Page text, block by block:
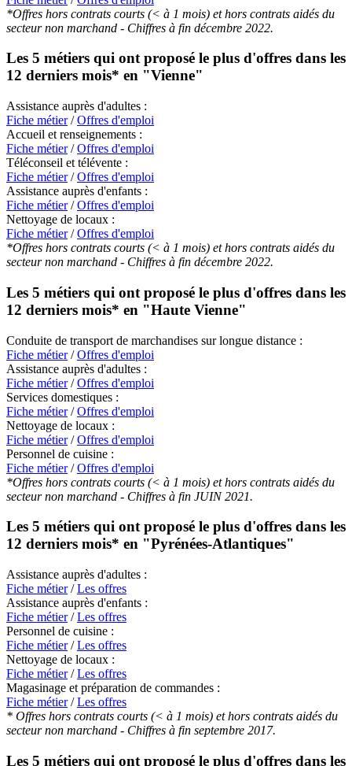
*Offres hors contrats courts (< à 1 mois) et hors contrats aidés du
secteur non marchand - Chiffres à fin décembre 2022.
Les 5 métiers qui ont proposé le plus d'offres dans les
12 derniers mois* en "Vienne"
Assistance auprès d'adultes :
Fiche métier/Offres d'emploi
Accueil et renseignements :
Fiche métier/Offres d'emploi
Téléconseil et télévente :
Fiche métier/Offres d'emploi
Assistance auprès d'enfants :
Fiche métier/Offres d'emploi
Nettoyage de locaux :
Fiche métier/Offres d'emploi
*Offres hors contrats courts (< à 1 mois) et hors contrats aidés du
secteur non marchand - Chiffres à fin décembre 2022.
Les 5 métiers qui ont proposé le plus d'offres dans les
12 derniers mois* en "Haute Vienne"
Conduite de transport de marchandises sur longue distance :
Fiche métier/Offres d'emploi
Assistance auprès d'adultes :
Fiche métier/Offres d'emploi
Services domestiques :
Fiche métier/Offres d'emploi
Nettoyage de locaux :
Fiche métier/Offres d'emploi
Personnel de cuisine :
Fiche métier/Offres d'emploi
*Offres hors contrats courts (< à 1 mois) et hors contrats aidés du
secteur non marchand - Chiffres à fin JUIN 2021.
Les 5 métiers qui ont proposé le plus d'offres dans les
12 derniers mois* en "Pyrénées-Atlantiques"
Assistance auprès d'adultes :
Fiche métier/Les offres
Assistance auprès d'enfants :
Fiche métier/Les offres
Personnel de cuisine :
Fiche métier/Les offres
Nettoyage de locaux :
Fiche métier/Les offres
Magasinage et préparation de commandes :
Fiche métier/Les offres
* Offres hors contrats courts (< à 1 mois) et hors contrats aidés du
secteur non marchand - Chiffres à fin septembre 2017.
Les 5 métiers qui ont proposé le plus d'offres dans les